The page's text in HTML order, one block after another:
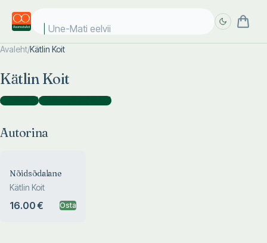
Une-Mati eelviim
Avaleht/Kätlin Koit
Kätlin Koit
Autorina )Kaanekujundajana )
Autorina
Nõidsõdalane
Kätlin Koit
16.00 € Osta